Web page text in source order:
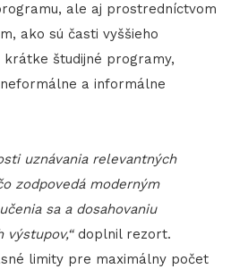
ale aj prostredníctvom
ako sú časti vyššieho
študijné programy,
a informálne
uznávania relevantných
zodpovedá moderným
sa a dosahovaniu
výstupov,“doplnil rezort.
limity pre maximálny počet